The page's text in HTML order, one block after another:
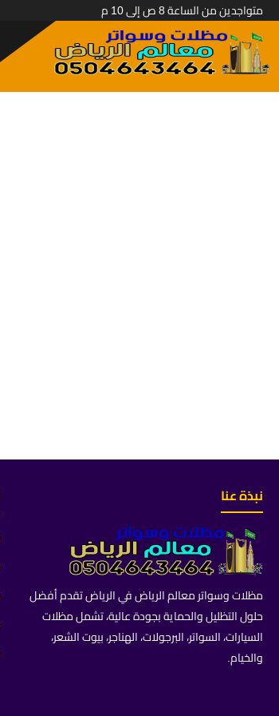
متواجدين من الساعة 8 ص إلى 10 م
نبذة عنا
مظلات وسواتر معالم الرياض في الرياض تقدم أفضل
حلول التظليل والحماية بجودة عالية، تشمل مظلات
السيارات، السواتر، البرجولات، الهناجر، بيوت الشعر،
والخيام.